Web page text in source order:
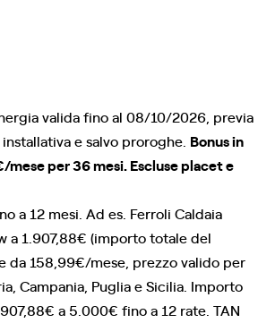
valida fino al 08/10/2026, previa
e salvo proroghe. Bonus in
per 36 mesi. Escluse placet e
a 12 mesi. Ad es. Ferroli Caldaia
a 1.907,88€ (importo totale del
da 158,99€/mese, prezzo valido per
Campania, Puglia e Sicilia. Importo
a 5.000€ fino a 12 rate. TAN